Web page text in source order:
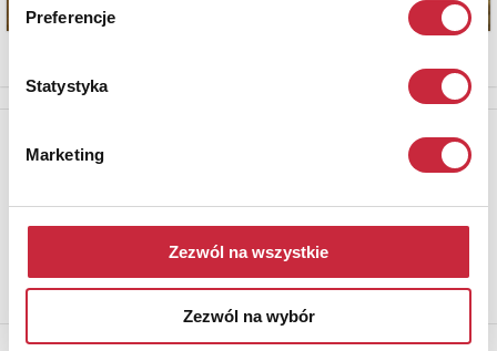
Preferencje
Statystyka
Marketing
Zezwól na wszystkie
Zezwól na wybór
Aby otrzymywać informacje o nowych aukcjach, prosimy podać